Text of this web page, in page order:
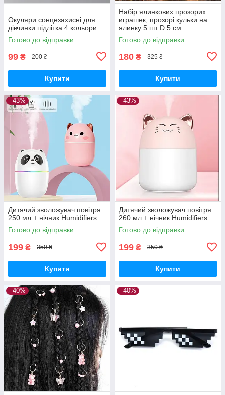
Окуляри сонцезахисні для
дівчинки підлітка 4 кольори
Готово до відправки
99 ₴ 200 ₴
Купити
Набір ялинкових прозорих
играшек, прозорі кульки на
ялинку 5 шт D 5 см
Готово до відправки
180 ₴ 325 ₴
Купити
–43%
Дитячий зволожувач повітря
250 мл + нічник Humidifiers
Готово до відправки
199 ₴ 350 ₴
Купити
–43%
Дитячий зволожувач повітря
260 мл + нічник Humidifiers
Готово до відправки
199 ₴ 350 ₴
Купити
–40% –40%